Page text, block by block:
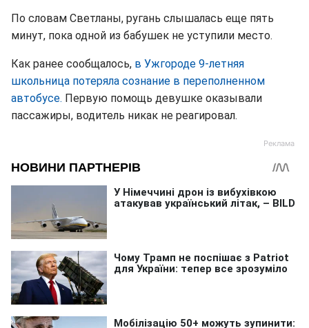
По словам Светланы, ругань слышалась еще пять
минут, пока одной из бабушек не уступили место.
Как ранее сообщалось, в Ужгороде 9-летняя
школьница потеряла сознание в переполненном
автобусе. Первую помощь девушке оказывали
пассажиры, водитель никак не реагировал.